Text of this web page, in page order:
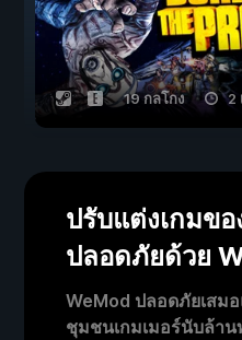
19 กลโกง 2
ปรับแต่งเกมข
ปลอดภัยด้วย
WeMod ปลอดภัยเสม
ชุมชนเกมเมอร์นับล้าน